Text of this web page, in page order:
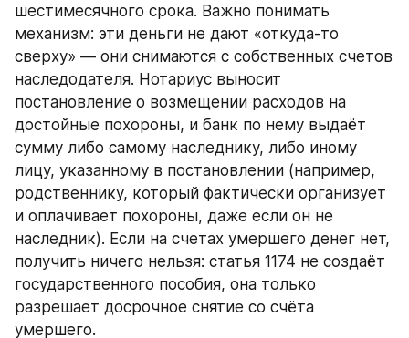
шестимесячного срока. Важно понимать
механизм: эти деньги не дают «откуда-то
сверху» — они снимаются с собственных счетов
наследодателя. Нотариус выносит
постановление о возмещении расходов на
достойные похороны, и банк по нему выдаёт
сумму либо самому наследнику, либо иному
лицу, указанному в постановлении (например,
родственнику, который фактически организует
и оплачивает похороны, даже если он не
наследник). Если на счетах умершего денег нет,
получить ничего нельзя: статья 1174 не создаёт
государственного пособия, она только
разрешает досрочное снятие со счёта
умершего.